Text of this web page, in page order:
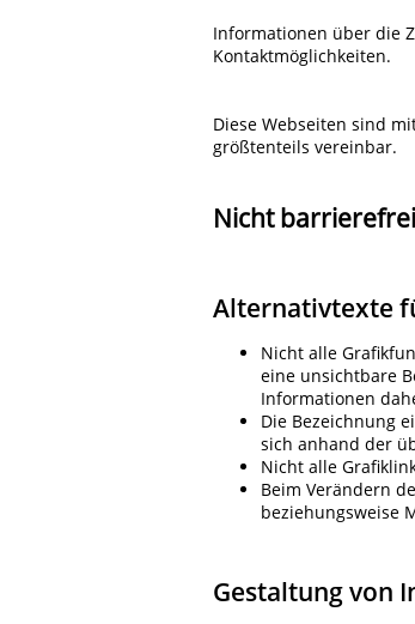
Informationen über die
Kontaktmöglichkeiten.
Diese Webseiten sind
größtenteils vereinbar.
Nicht
Alternativtexte
Nicht alle
eine unsichtbare
Informationen
Die Bezeichnung
sich anhand der
Nicht alle
Beim Verändern
beziehungsweise
Gestaltung von